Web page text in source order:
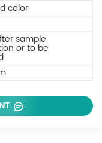
color
sample
or to be